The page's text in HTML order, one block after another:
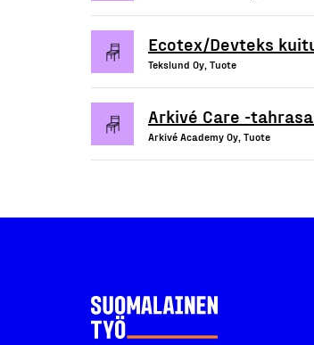
Ecotex/Devteks
Tekslund Oy, Tuote
Arkivé Care -
Arkivé Academy Oy, Tuote